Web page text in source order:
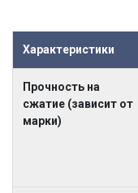
Характеристики
Прочность на
сжатие (зависит от
марки)